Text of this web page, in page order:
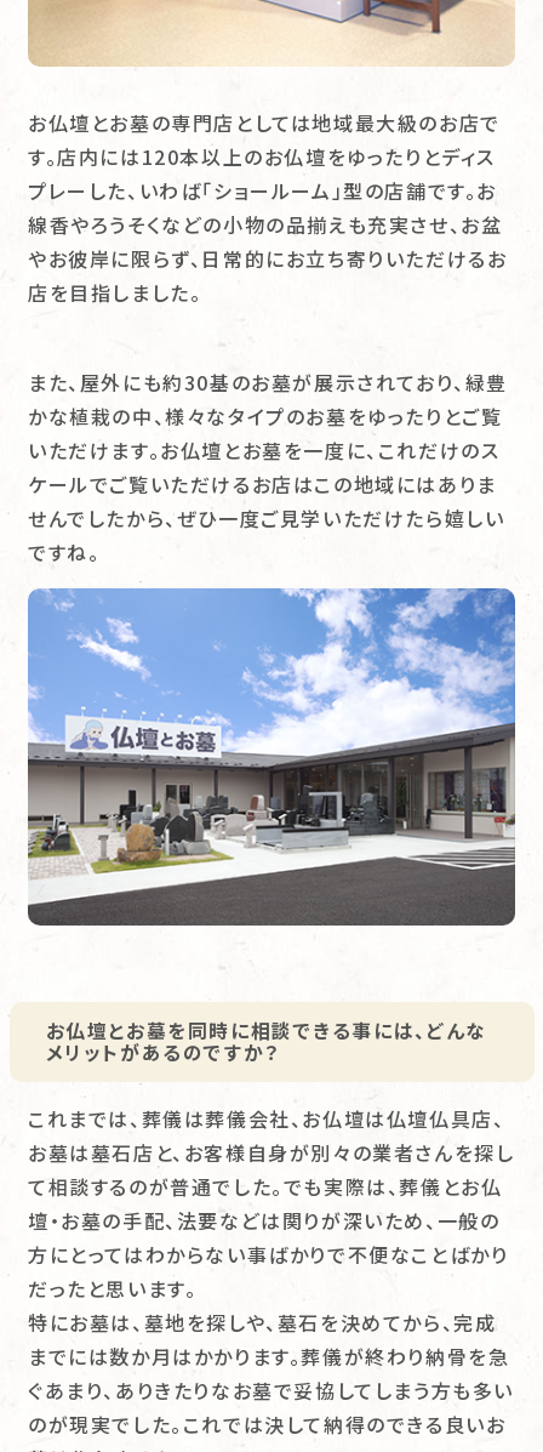
お仏壇とお墓の専門店としては地域最大級のお店で
す。店内には120本以上のお仏壇をゆったりとディス
プレーした、いわば「ショールーム」型の店舗です。お
線香やろうそくなどの小物の品揃えも充実させ、お盆
やお彼岸に限らず、日常的にお立ち寄りいただけるお
店を目指しました。
また、屋外にも約30基のお墓が展示されており、緑豊
かな植栽の中、様々なタイプのお墓をゆったりとご覧
いただけます。お仏壇とお墓を一度に、これだけのス
ケールでご覧いただけるお店はこの地域にはありま
せんでしたから、ぜひ一度ご見学いただけたら嬉しい
ですね。
お仏壇とお墓を同時に相談できる事には、どんな
メリットがあるのですか？
これまでは、葬儀は葬儀会社、お仏壇は仏壇仏具店、
お墓は墓石店と、お客様自身が別々の業者さんを探し
て相談するのが普通でした。でも実際は、葬儀とお仏
壇・お墓の手配、法要などは関りが深いため、一般の
方にとってはわからない事ばかりで不便なことばかり
だったと思います。
特にお墓は、墓地を探しや、墓石を決めてから、完成
までには数か月はかかります。葬儀が終わり納骨を急
ぐあまり、ありきたりなお墓で妥協してしまう方も多い
のが現実でした。これでは決して納得のできる良いお